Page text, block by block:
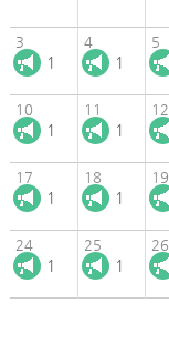
3
1
4
1
5
10
1
11
1
12
17
1
18
1
19
24
1
25
1
26